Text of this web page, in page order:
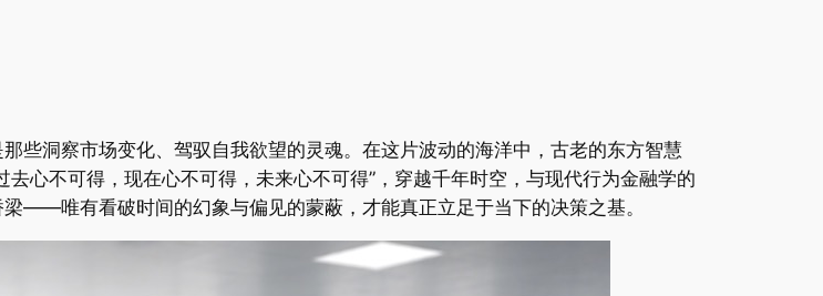
些洞察市场变化、驾驭自我欲望的灵魂。在这片波动的海洋中，古老的东方智慧
心不可得，现在心不可得，未来心不可得”，穿越千年时空，与现代行为金融学的
——唯有看破时间的幻象与偏见的蒙蔽，才能真正立足于当下的决策之基。